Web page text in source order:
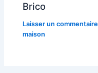
Brico
Laisser un commentaire
maison